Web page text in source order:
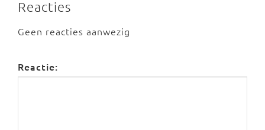
Reacties
Geen reacties aanwezig
Reactie: